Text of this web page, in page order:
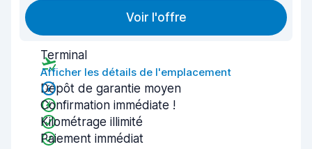
Voir l'offre
Terminal
Afficher les détails de l'emplacement
Dépôt de garantie moyen
Confirmation immédiate !
Kilométrage illimité
Paiement immédiat